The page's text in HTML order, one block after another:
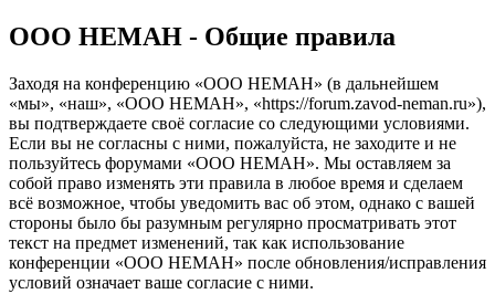
OOO HEMAH - Общие правила
Заходя на конференцию «OOO HEMAH» (в дальнейшем
«мы», «наш», «OOO HEMAH», «https://forum.zavod-neman.ru»),
вы подтверждаете своё согласие со следующими условиями.
Если вы не согласны с ними, пожалуйста, не заходите и не
пользуйтесь форумами «OOO HEMAH». Мы оставляем за
собой право изменять эти правила в любое время и сделаем
всё возможное, чтобы уведомить вас об этом, однако с вашей
стороны было бы разумным регулярно просматривать этот
текст на предмет изменений, так как использование
конференции «OOO HEMAH» после обновления/исправления
условий означает ваше согласие с ними.